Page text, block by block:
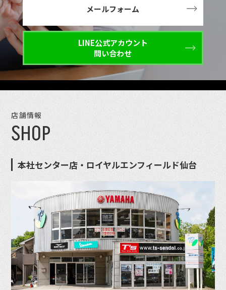
メールフォーム
LINE公式アカウント
問い合わせ
店舗情報
SHOP
本社センター店・ロイヤルエンフィールド仙台